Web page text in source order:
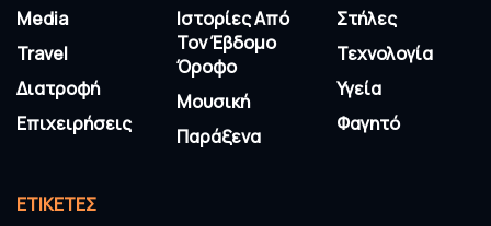
Media
Travel
Διατροφή
Επιχειρήσεις
Ιστορίες Από
Τον Έβδομο
Όροφο
Μουσική
Παράξενα
Στήλες
Τεχνολογία
Υγεία
Φαγητό
ΕΤΙΚΈΤΕΣ